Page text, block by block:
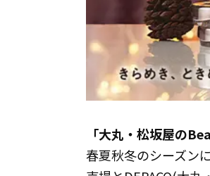
「大丸・松坂屋の
春夏秋冬のシーズン